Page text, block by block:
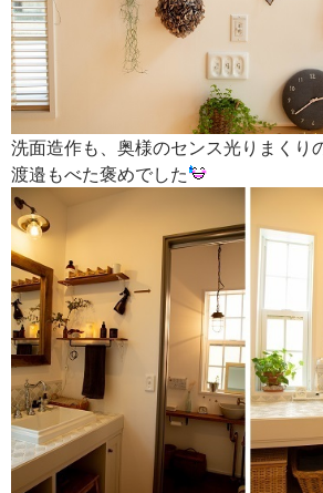
洗面造作も、奥様のセンス光りまくり
渡邉もべた褒めでした